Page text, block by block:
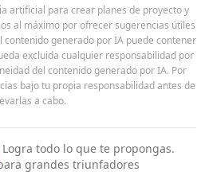
artificial para crear planes de proyecto y
al máximo por ofrecer sugerencias útiles
contenido generado por IA puede contener
excluida cualquier responsabilidad por
del contenido generado por IA. Por
bajo tu propia responsabilidad antes de
a cabo.
Logra todo lo que te propongas.
grandes triunfadores